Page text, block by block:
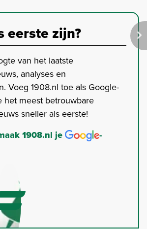
eerste zijn?
van het laatste
analyses en
Voeg 1908.nl toe als Google-
het meest betrouwbare
sneller als eerste!
1908.nl je
-